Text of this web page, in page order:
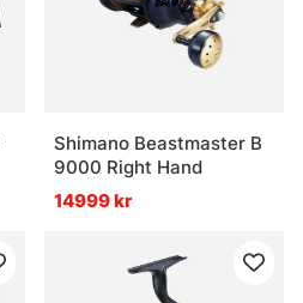
Shimano Beastmaster B
9000 Right Hand
14999 kr